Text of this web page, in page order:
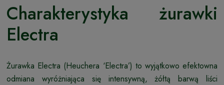
Charakterystyka żurawki
Electra
Żurawka Electra (Heuchera ‘Electra’) to wyjątkowo efektowna
odmiana wyróżniająca się intensywną, żółtą barwą liści